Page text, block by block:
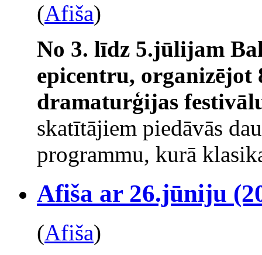
(Afiša)
No 3. līdz 5.jūlijam
epicentru, organizējot
dramaturģijas
skatītājiem piedāvās
programmu, kurā
Afiša ar 26.jūniju
(Afiša)